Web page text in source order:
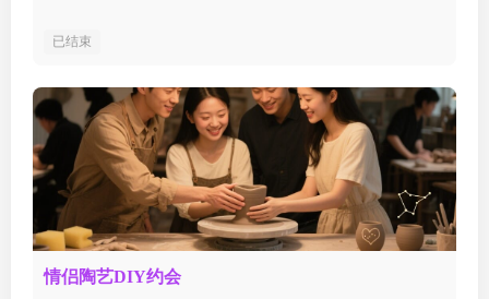
已结束
情侣陶艺DIY约会